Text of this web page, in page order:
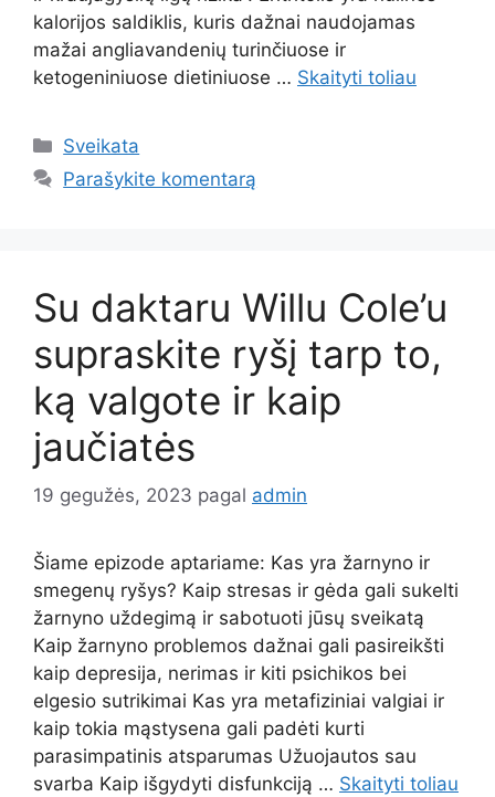
kalorijos saldiklis, kuris dažnai naudojamas
mažai angliavandenių turinčiuose ir
ketogeniniuose dietiniuose … Skaityti toliau
Kategorijos
Sveikata
Parašykite komentarą
Su daktaru Willu Cole’u
supraskite ryšį tarp to,
ką valgote ir kaip
jaučiatės
19 gegužės, 2023 pagal admin
Šiame epizode aptariame: Kas yra žarnyno ir
smegenų ryšys? Kaip stresas ir gėda gali sukelti
žarnyno uždegimą ir sabotuoti jūsų sveikatą
Kaip žarnyno problemos dažnai gali pasireikšti
kaip depresija, nerimas ir kiti psichikos bei
elgesio sutrikimai Kas yra metafiziniai valgiai ir
kaip tokia mąstysena gali padėti kurti
parasimpatinis atsparumas Užuojautos sau
svarba Kaip išgydyti disfunkciją … Skaityti toliau